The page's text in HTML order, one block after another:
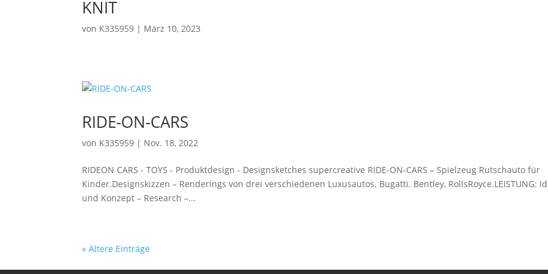
KNIT
von K335959 | März 10, 2023
RIDE-ON-CARS
von K335959 | Nov. 18, 2022
RIDEON CARS - TOYS - Produktdesign - Designsketches supercreative RIDE-ON-CARS – Spielzeug Rutschauto für
Kinder.Designskizzen – Renderings von drei verschiedenen Luxusautos. Bugatti. Bentley, RollsRoyce.LEISTUNG:
und Konzept – Research –...
« Ältere Einträge